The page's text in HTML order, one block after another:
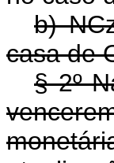
b)
casa de
§ 2º